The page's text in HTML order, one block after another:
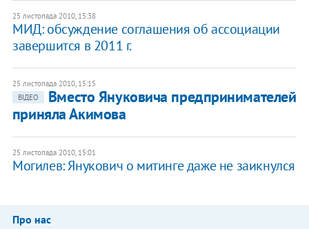
25 листопада 2010, 15:38
МИД: обсуждение соглашения об ассоциации
завершится в 2011 г.
25 листопада 2010, 15:15
ВІДЕО
Вместо Януковича предпринимателей
приняла Акимова
25 листопада 2010, 15:01
Могилев: Янукович о митинге даже не заикнулся
Про нас